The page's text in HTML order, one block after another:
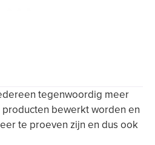
tegenwoordig meer
bewerkt worden en
te proeven zijn en dus ook